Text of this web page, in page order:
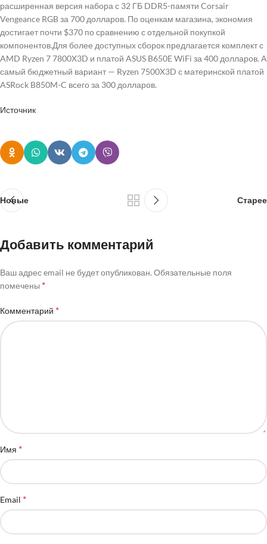
расширенная версия набора с 32 ГБ DDR5-памяти Corsair
Vengeance RGB за 700 долларов. По оценкам магазина, экономия
достигает почти $370 по сравнению с отдельной покупкой
компонентов.Для более доступных сборок предлагается комплект с
AMD Ryzen 7 7800X3D и платой ASUS B650E WiFi за 400 долларов. А
самый бюджетный вариант — Ryzen 7500X3D с материнской платой
ASRock B850M-C всего за 300 долларов.
Источник
Новые Старее
Добавить комментарий
Ваш адрес email не будет опубликован. Обязательные поля
помечены *
Комментарий *
Имя *
Email *